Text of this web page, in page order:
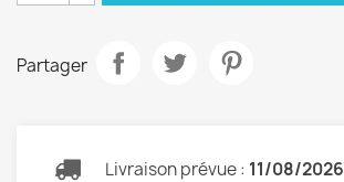
Partager
Livraison prévue : 11/08/2026